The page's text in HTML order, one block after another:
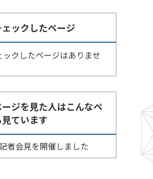
ックしたページ
ックしたページはありませ
ジを見た人はこんなペ
ています
者会見を開催しました